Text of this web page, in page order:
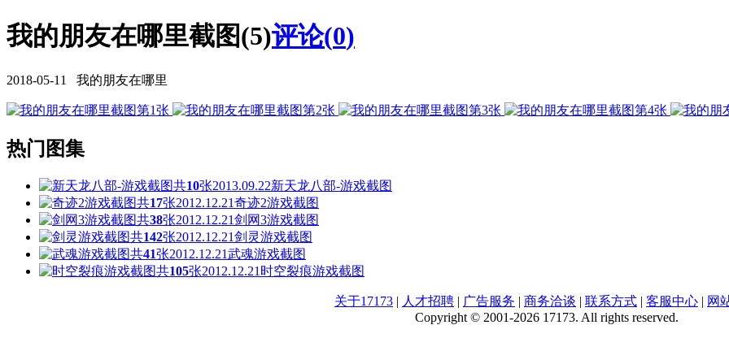
我的朋友在哪里截图(5)评论(0)
2018-05-11 我的朋友在哪里
热门图集
共10张2013.09.22新天龙八部-游戏截图
共17张2012.12.21奇迹2游戏截图
共38张2012.12.21剑网3游戏截图
共142张2012.12.21剑灵游戏截图
共41张2012.12.21武魂游戏截图
共105张2012.12.21 时空裂痕游戏截图
关于17173 | 人才招聘 | 广告服务 | 商务洽谈 | 联系方式 | 客服中心 | 网
Copyright © 2001-2026 17173. All rights reserved.